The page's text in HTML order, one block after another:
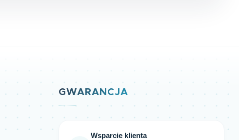
GWARANCJA
Wsparcie klienta